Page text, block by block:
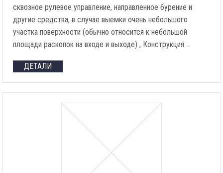
сквозное рулевое управление, направленное бурение и
другие средства, в случае выемки очень небольшого
участка поверхности (обычно относится к небольшой
площади раскопок на входе и выходе) , Конструкция …
ДЕТАЛИ